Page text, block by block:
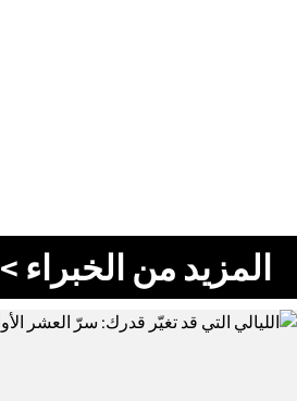
المزيد من الخبراء >